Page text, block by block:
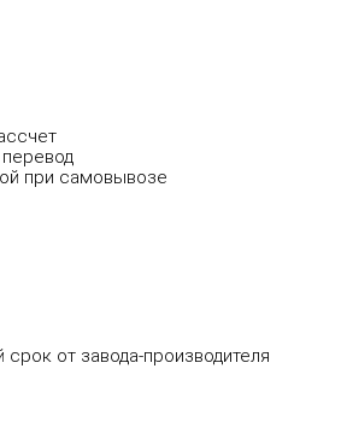
при самовывозе
срок от завода-производителя